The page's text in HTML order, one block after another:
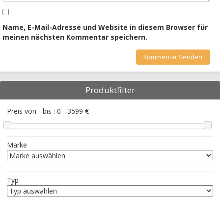
Name, E-Mail-Adresse und Website in diesem Browser für
meinen nächsten Kommentar speichern.
Produktfilter
Preis von - bis : 0 - 3599 €
Marke
Typ